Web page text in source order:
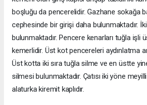
boşluğu da pencerelidir. Gazhane sokağa
cephesinde bir girişi daha bulunmaktadır.
bulunmaktadır. Pencere kenarları tuğla işli
kemerlidir. Üst kot pencereleri aydınlatma
Üst kotta iki sıra tuğla silme ve en üstte
silmesi bulunmaktadır. Çatısı iki yöne
alaturka kiremit kaplıdır.